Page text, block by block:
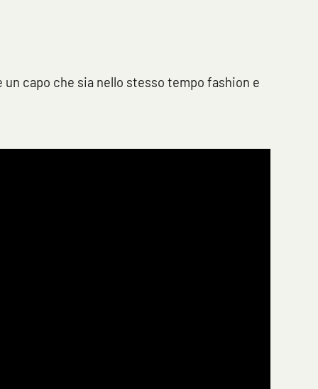
capo che sia nello stesso tempo fashion e